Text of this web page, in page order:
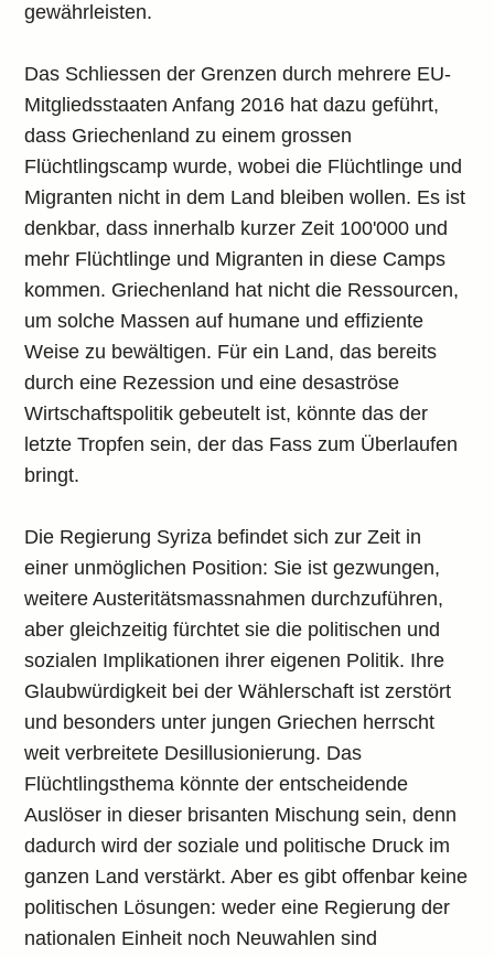
gewährleisten.
Das Schliessen der Grenzen durch mehrere EU-
Mitgliedsstaaten Anfang 2016 hat dazu geführt,
dass Griechenland zu einem grossen
Flüchtlingscamp wurde, wobei die Flüchtlinge und
Migranten nicht in dem Land bleiben wollen. Es ist
denkbar, dass innerhalb kurzer Zeit 100'000 und
mehr Flüchtlinge und Migranten in diese Camps
kommen. Griechenland hat nicht die Ressourcen,
um solche Massen auf humane und effiziente
Weise zu bewältigen. Für ein Land, das bereits
durch eine Rezession und eine desaströse
Wirtschaftspolitik gebeutelt ist, könnte das der
letzte Tropfen sein, der das Fass zum Überlaufen
bringt.
Die Regierung Syriza befindet sich zur Zeit in
einer unmöglichen Position: Sie ist gezwungen,
weitere Austeritätsmassnahmen durchzuführen,
aber gleichzeitig fürchtet sie die politischen und
sozialen Implikationen ihrer eigenen Politik. Ihre
Glaubwürdigkeit bei der Wählerschaft ist zerstört
und besonders unter jungen Griechen herrscht
weit verbreitete Desillusionierung. Das
Flüchtlingsthema könnte der entscheidende
Auslöser in dieser brisanten Mischung sein, denn
dadurch wird der soziale und politische Druck im
ganzen Land verstärkt. Aber es gibt offenbar keine
politischen Lösungen: weder eine Regierung der
nationalen Einheit noch Neuwahlen sind